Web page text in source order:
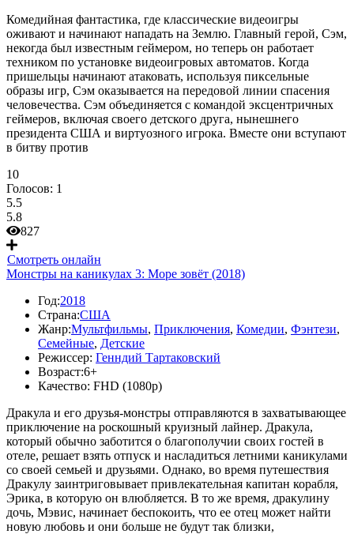
Комедийная фантастика, где классические видеоигры
оживают и начинают нападать на Землю. Главный герой, Сэм,
некогда был известным геймером, но теперь он работает
техником по установке видеоигровых автоматов. Когда
пришельцы начинают атаковать, используя пиксельные
образы игр, Сэм оказывается на передовой линии спасения
человечества. Сэм объединяется с командой эксцентричных
геймеров, включая своего детского друга, нынешнего
президента США и виртуозного игрока. Вместе они вступают
в битву против
10
Голосов: 1
5.5
5.8
827
Смотреть онлайн
Монстры на каникулах 3: Море зовёт (2018)
Год:2018
Страна:США
Жанр:Мультфильмы, Приключения, Комедии, Фэнтези,
Семейные, Детские
Режиссер: Генндий Тартаковский
Возраст:6+
Качество: FHD (1080p)
Дракула и его друзья-монстры отправляются в захватывающее
приключение на роскошный круизный лайнер. Дракула,
который обычно заботится о благополучии своих гостей в
отеле, решает взять отпуск и насладиться летними каникулами
со своей семьей и друзьями. Однако, во время путешествия
Дракулу заинтриговывает привлекательная капитан корабля,
Эрика, в которую он влюбляется. В то же время, дракулину
дочь, Мэвис, начинает беспокоить, что ее отец может найти
новую любовь и они больше не будут так близки,